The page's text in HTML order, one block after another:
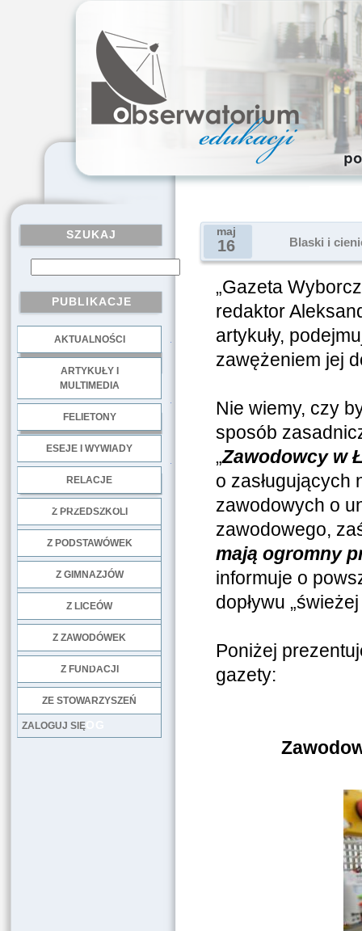
SZUKAJ
PUBLIKACJE
AKTUALNOŚCI
ARTYKUŁY I
MULTIMEDIA
FELIETONY
ESEJE I WYWIADY
RELACJE
Z PRZEDSZKOLI
Z PODSTAWÓWEK
Z GIMNAZJÓW
Z LICEÓW
Z ZAWODÓWEK
Z FUNDACJI
ZE STOWARZYSZEŃ
LOG
ZALOGUJ SIĘ
maj
16 Blaski i
„Gazeta
redaktor
artykuły,
zawężeniem jej
Nie wiemy, czy
sposób
„Zawodowcy w
o zasługujących
zawodowych o
zawodowego,
mają ogromny
informuje o
dopływu
Poniżej
gazety: